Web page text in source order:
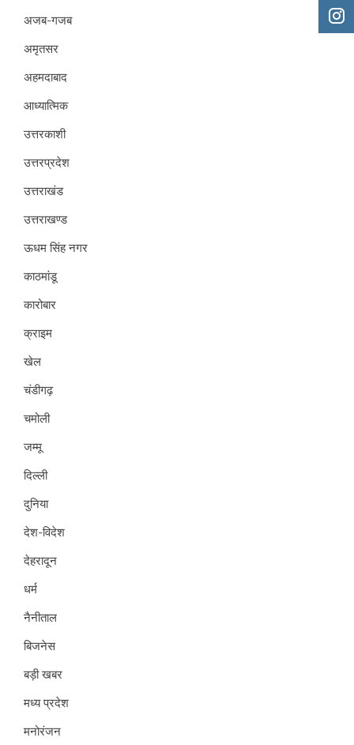
अजब-गजब
अमृतसर
अहमदाबाद
आध्यात्मिक
उत्तरकाशी
उत्तरप्रदेश
उत्तराखंड
उत्तराखण्ड
ऊधम सिंह नगर
काठमांडू
कारोबार
क्राइम
खेल
चंडीगढ़
चमोली
जम्मू
दिल्ली
दुनिया
देश-विदेश
देहरादून
धर्म
नैनीताल
बिजनेस
बड़ी खबर
मध्य प्रदेश
मनोरंजन